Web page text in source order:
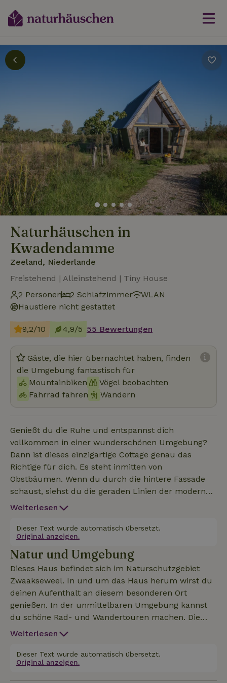
Naturhäuschen in
Kwadendamme
Zeeland, Niederlande
Freistehend | Alleinstehend | Tiny House
2 Personen
2 Schlafzimmer
WLAN
Haustiere nicht gestattet
9,2/10 4,9/5 55 Bewertungen
Gäste, die hier übernachtet haben, finden
die Umgebung fantastisch für
Mountainbiken
Vögel beobachten
Fahrrad fahren
Wandern
Genießt du die Ruhe und entspannst dich
vollkommen in einer wunderschönen Umgebung?
Dann ist dieses einzigartige Cottage genau das
Richtige für dich. Es steht inmitten von
Obstbäumen. Wenn du durch die hintere Fassade
schaust, siehst du die geraden Linien der modernen
Obstkultur; wenn du durch die vordere Fassade
einem Obstgarten mit Standardbäumen aus
vergangenen Zeiten befindest, und durch die
Bäume kannst du den nahegelegenen
Minicampingplatz sehen. Aufteilung: Schlafbereich
mit Doppelbett und 2 Einzelbetten auf dem
Dachboden. Offene Küchenzeile mit
Kühl-/Gefrierschrank, Geschirrspüler,
Induktionskochfeld (2 Zonen), Mikrowellenherd
Waschbecken und Duschwanne und Wohnzimmer.
Du kannst im Erdgeschoss mit Blick in den
Obstgarten oder im Obergeschoss mit weitem Blick
Weiterlesen
Dieser Text wurde automatisch übersetzt.
Original anzeigen.
Natur und Umgebung
Dieses Haus befindet sich im Naturschutzgebiet
Zwaakseweel. In und um das Haus herum wirst du
deinen Aufenthalt an diesem besonderen Ort
genießen. In der unmittelbaren Umgebung kannst
du schöne Rad- und Wandertouren machen. Die
Landschaft ist abwechslungsreich. Wählst du eine
Blick auf die vorbeifahrenden Schiffe, oder
bevorzugst du grüne, gewundene Deiche in einer
kulturhistorischen Landschaft? Beides ist von
Weiterlesen
Dieser Text wurde automatisch übersetzt.
Original anzeigen.